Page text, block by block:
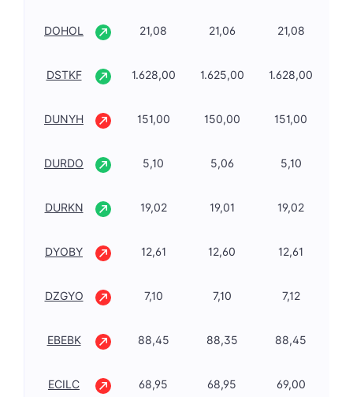
DOHOL 21,08 21,06 21,08
DSTKF 1.628,00 1.625,00 1.628,00
DUNYH 151,00 150,00 151,00
DURDO 5,10 5,06 5,10
DURKN 19,02 19,01 19,02
DYOBY 12,61 12,60 12,61
DZGYO 7,10 7,10 7,12
EBEBK 88,45 88,35 88,45
ECILC 68,95 68,95 69,00